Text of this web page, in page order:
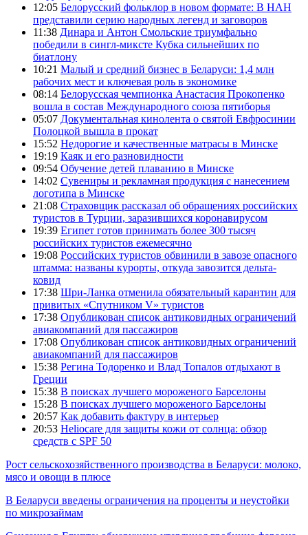
12:05 Белорусский фольклор в новом формате: В НАН
представили серию народных легенд и заговоров
11:38 Динара и Антон Смольские триумфально
победили в сингл-миксте Кубка сильнейших по
биатлону
10:21 Малый и средний бизнес в Беларуси: 1,4 млн
рабочих мест и ключевая роль в экономике
08:14 Белорусская чемпионка Анастасия Прокопенко
вошла в состав Международного союза пятиборья
05:07 Документальная кинолента о святой Евфросинии
Полоцкой вышла в прокат
15:52 Недорогие и качественные матрасы в Минске
19:19 Каяк и его разновидности
09:54 Обучение детей плаванию в Минске
14:02 Сувениры и рекламная продукция с нанесением
логотипа в Минске
21:08 Страховщик рассказал об обращениях российских
туристов в Турции, заразившихся коронавирусом
19:39 Египет готов принимать более 300 тысяч
российских туристов ежемесячно
19:08 Российских туристов обвинили в завозе опасного
штамма: названы курорты, откуда завозится дельта-
ковид
17:38 Шри-Ланка отменила обязательный карантин для
привитых «Спутником V» туристов
17:38 Опубликован список антиковидных ограничений
авиакомпаний для пассажиров
17:08 Опубликован список антиковидных ограничений
авиакомпаний для пассажиров
15:38 Регина Тодоренко и Влад Топалов отдыхают в
Греции
15:38 В поисках лучшего мороженого Барселоны
15:28 В поисках лучшего мороженого Барселоны
20:57 Как добавить фактуру в интерьер
20:53 Heliocare для защиты кожи от солнца: обзор
средств с SPF 50
Рост сельскохозяйственного производства в Беларуси: молоко,
мясо и овощи в плюсе
В Беларуси введены ограничения на проценты и неустойки
по микрозаймам